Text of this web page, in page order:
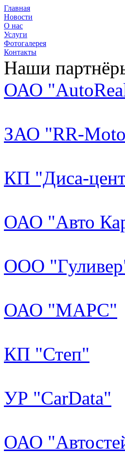
Главная
Новости
О нас
Услуги
Фотогалерея
Контакты
Наши
ОАО
ЗАО "RR-
КП "Диса-
ОАО "Авто
ООО
ОАО "МАРС"
КП "Степ"
УР "CarData"
ОАО